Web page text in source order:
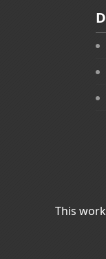
This